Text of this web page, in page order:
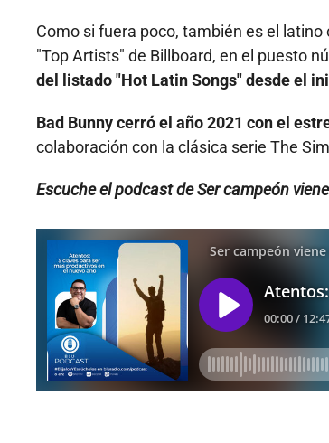
Como si fuera poco, también es el
"Top Artists" de Billboard, en el puesto
del listado "Hot Latin Songs" desde el
Bad Bunny cerró el año 2021 con el
colaboración con la clásica serie The
Escuche el podcast de Ser campeón